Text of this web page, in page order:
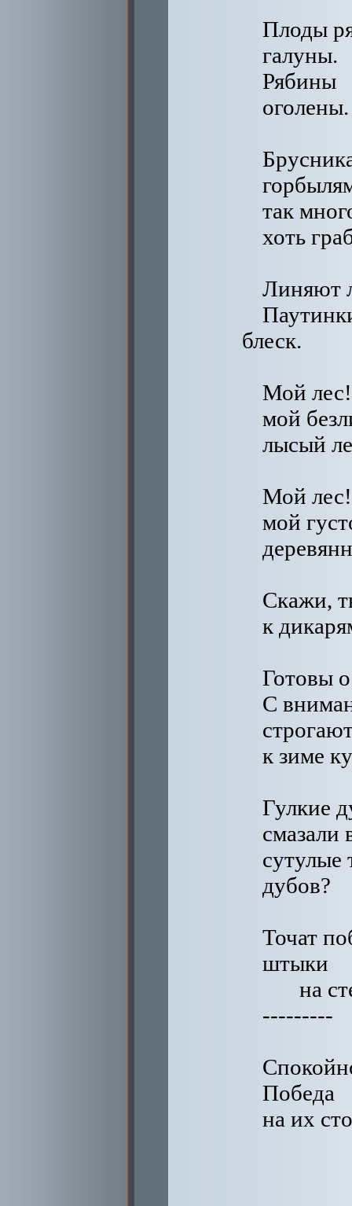
Плоды
галуны.
Рябины
оголены.
так
хоть
Линяют
блеск.
Мой лес!
мой
лысый
Мой лес!
мой
Скажи,
к
Готовы
С
к зиме
Гулкие
смазали
сутулые
дубов?
Точат
штыки
на
---------
Победа
на их